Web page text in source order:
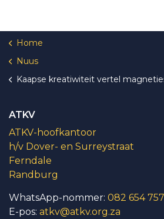
Home
Nuus
Kaapse kreatiwiteit vertel
ATKV
ATKV-hoofkantoor
h/v Dover- en Surreystraat
Ferndale
Randburg
WhatsApp-nommer: 082 654
E-pos: atkv@atkv.org.za